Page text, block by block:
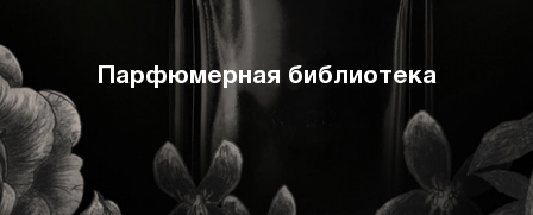
Парфюмерная библиотека